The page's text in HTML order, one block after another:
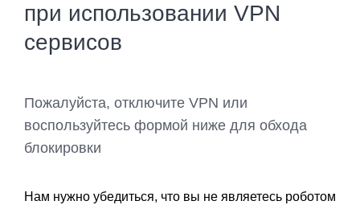
при использовании VPN
сервисов
Пожалуйста, отключите VPN или
воспользуйтесь формой ниже для обхода
блокировки
Нам нужно убедиться, что вы не являетесь роботом